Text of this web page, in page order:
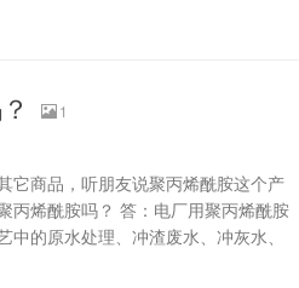
1
它商品，听朋友说聚丙烯酰胺这个产
丙烯酰胺吗？ 答：电厂用聚丙烯酰胺
的原水处理、冲渣废水、冲灰水、